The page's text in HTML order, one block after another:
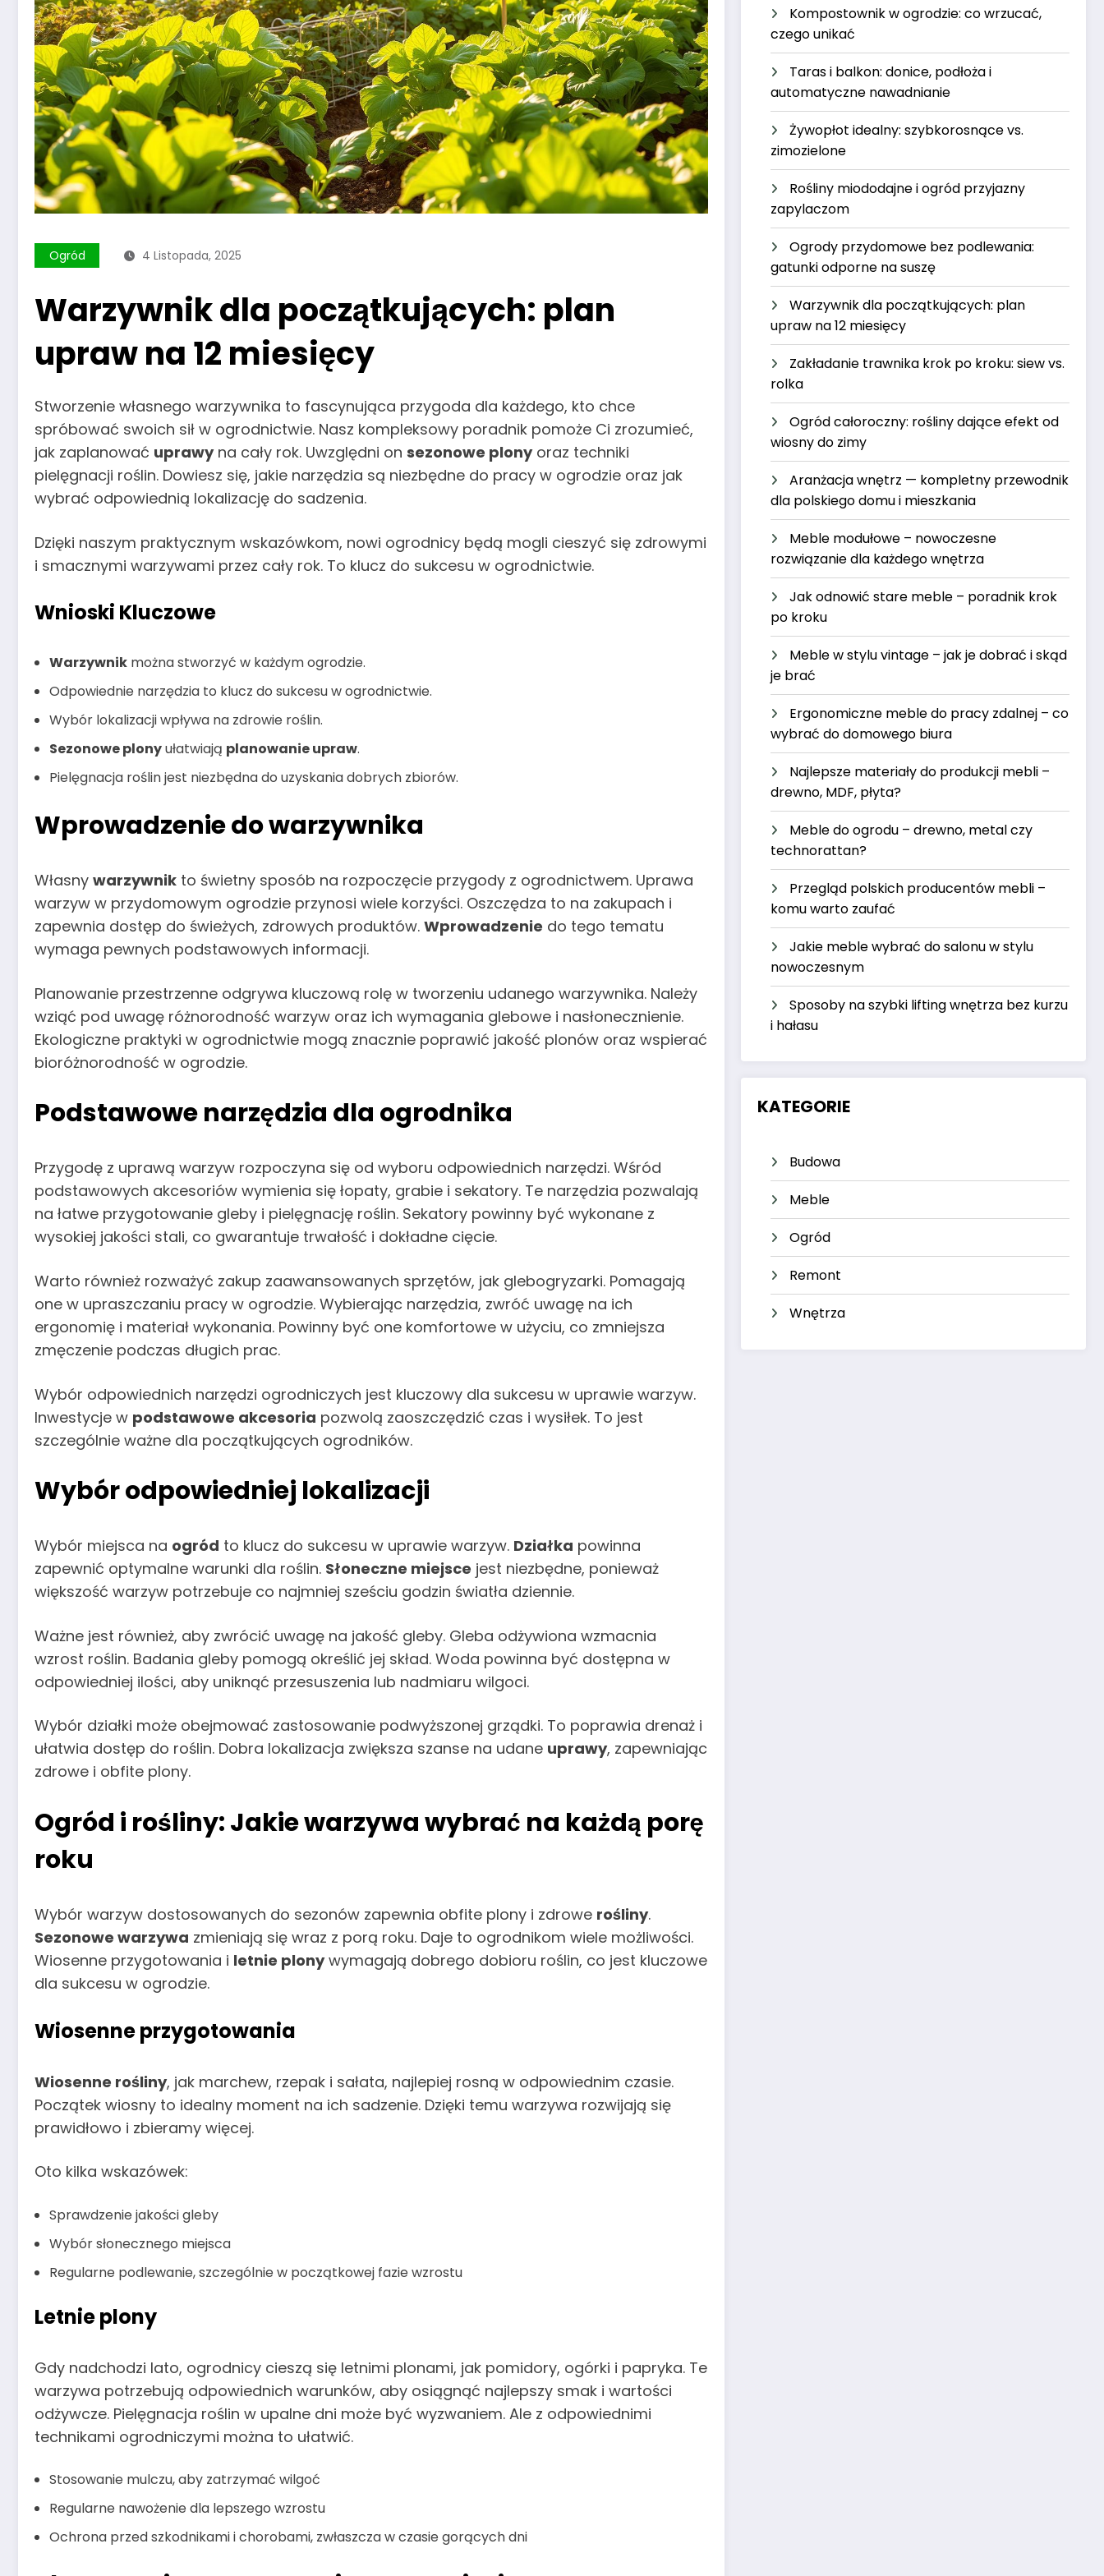
Ogród 4 Listopada, 2025
Warzywnik dla początkujących: plan
upraw na 12 miesięcy
Stworzenie własnego warzywnika to fascynująca przygoda dla każdego, kto chce
spróbować swoich sił w ogrodnictwie. Nasz kompleksowy poradnik pomoże Ci zrozumieć,
jak zaplanować uprawyna cały rok. Uwzględni on sezonowe plonyoraz techniki
pielęgnacji roślin. Dowiesz się, jakie narzędzia są niezbędne do pracy w ogrodzie oraz jak
wybrać odpowiednią lokalizację do sadzenia.
Dzięki naszym praktycznym wskazówkom, nowi ogrodnicy będą mogli cieszyć się zdrowymi
i smacznymi warzywami przez cały rok. To klucz do sukcesu w ogrodnictwie.
Wnioski Kluczowe
Warzywnik można stworzyć w każdym ogrodzie.
Odpowiednie narzędzia to klucz do sukcesu w ogrodnictwie.
Wybór lokalizacji wpływa na zdrowie roślin.
Sezonowe plonyułatwiają planowanie upraw.
Pielęgnacja roślin jest niezbędna do uzyskania dobrych zbiorów.
Wprowadzenie do warzywnika
Własny warzywnik to świetny sposób na rozpoczęcie przygody z ogrodnictwem. Uprawa
warzyw w przydomowym ogrodzie przynosi wiele korzyści. Oszczędza to na zakupach i
zapewnia dostęp do świeżych, zdrowych produktów. Wprowadzenie do tego tematu
wymaga pewnych podstawowych informacji.
Planowanie przestrzenne odgrywa kluczową rolę w tworzeniu udanego warzywnika. Należy
wziąć pod uwagę różnorodność warzyw oraz ich wymagania glebowe i nasłonecznienie.
Ekologiczne praktyki w ogrodnictwie mogą znacznie poprawić jakość plonów oraz wspierać
bioróżnorodność w ogrodzie.
Podstawowe narzędzia dla ogrodnika
Przygodę z uprawą warzyw rozpoczyna się od wyboru odpowiednich narzędzi. Wśród
podstawowych akcesoriów wymienia się łopaty, grabie i sekatory. Te narzędzia pozwalają
na łatwe przygotowanie gleby i pielęgnację roślin. Sekatory powinny być wykonane z
wysokiej jakości stali, co gwarantuje trwałość i dokładne cięcie.
Warto również rozważyć zakup zaawansowanych sprzętów, jak glebogryzarki. Pomagają
one w upraszczaniu pracy w ogrodzie. Wybierając narzędzia, zwróć uwagę na ich
ergonomię i materiał wykonania. Powinny być one komfortowe w użyciu, co zmniejsza
zmęczenie podczas długich prac.
Wybór odpowiednich narzędzi ogrodniczych jest kluczowy dla sukcesu w uprawie warzyw.
Inwestycje w podstawowe akcesoria pozwolą zaoszczędzić czas i wysiłek. To jest
szczególnie ważne dla początkujących ogrodników.
Wybór odpowiedniej lokalizacji
Wybór miejsca na ogród to klucz do sukcesu w uprawie warzyw. Działka powinna
zapewnić optymalne warunki dla roślin. Słoneczne miejsce jest niezbędne, ponieważ
większość warzyw potrzebuje co najmniej sześciu godzin światła dziennie.
Ważne jest również, aby zwrócić uwagę na jakość gleby. Gleba odżywiona wzmacnia
wzrost roślin. Badania gleby pomogą określić jej skład. Woda powinna być dostępna w
odpowiedniej ilości, aby uniknąć przesuszenia lub nadmiaru wilgoci.
Wybór działki może obejmować zastosowanie podwyższonej grządki. To poprawia drenaż i
ułatwia dostęp do roślin. Dobra lokalizacja zwiększa szanse na udane uprawy, zapewniając
zdrowe i obfite plony.
Ogród i rośliny: Jakie warzywa wybrać na każdą porę
roku
Wybór warzyw dostosowanych do sezonów zapewnia obfite plony i zdrowe rośliny.
Sezonowe warzywa zmieniają się wraz z porą roku. Daje to ogrodnikom wiele możliwości.
Wiosenne przygotowania i letnie plonywymagają dobrego dobioru roślin, co jest kluczowe
dla sukcesu w ogrodzie.
Wiosenne przygotowania
Wiosenne rośliny, jak marchew, rzepak i sałata, najlepiej rosną w odpowiednim czasie.
Początek wiosny to idealny moment na ich sadzenie. Dzięki temu warzywa rozwijają się
prawidłowo i zbieramy więcej.
Oto kilka wskazówek:
Sprawdzenie jakości gleby
Wybór słonecznego miejsca
Regularne podlewanie, szczególnie w początkowej fazie wzrostu
Letnie plony
Gdy nadchodzi lato, ogrodnicy cieszą się letnimi plonami, jak pomidory, ogórki i papryka. Te
warzywa potrzebują odpowiednich warunków, aby osiągnąć najlepszy smak i wartości
odżywcze. Pielęgnacja roślin w upalne dni może być wyzwaniem. Ale z odpowiednimi
technikami ogrodniczymi można to ułatwić.
Stosowanie mulczu, aby zatrzymać wilgoć
Regularne nawożenie dla lepszego wzrostu
Ochrona przed szkodnikami i chorobami, zwłaszcza w czasie gorących dni
Kompostownik w ogrodzie: co wrzucać,
czego unikać
Taras i balkon: donice, podłoża i
automatyczne nawadnianie
Żywopłot idealny: szybkorosnące vs.
zimozielone
Rośliny miododajne i ogród przyjazny
zapylaczom
Ogrody przydomowe bez podlewania:
gatunki odporne na suszę
Warzywnik dla początkujących: plan
upraw na 12 miesięcy
Zakładanie trawnika krok po kroku: siew vs.
rolka
Ogród całoroczny: rośliny dające efekt od
wiosny do zimy
Aranżacja wnętrz — kompletny przewodnik
dla polskiego domu i mieszkania
Meble modułowe – nowoczesne
rozwiązanie dla każdego wnętrza
Jak odnowić stare meble – poradnik krok
po kroku
Meble w stylu vintage – jak je dobrać i skąd
je brać
Ergonomiczne meble do pracy zdalnej – co
wybrać do domowego biura
Najlepsze materiały do produkcji mebli –
drewno, MDF, płyta?
Meble do ogrodu – drewno, metal czy
technorattan?
Przegląd polskich producentów mebli –
komu warto zaufać
Jakie meble wybrać do salonu w stylu
nowoczesnym
Sposoby na szybki lifting wnętrza bez kurzu
i hałasu
KATEGORIE
Budowa
Meble
Ogród
Remont
Wnętrza